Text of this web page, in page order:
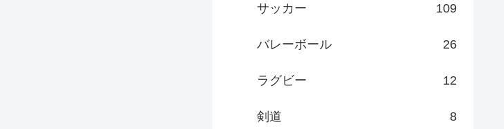
サッカー 109
バレーボール 26
ラグビー 12
剣道 8